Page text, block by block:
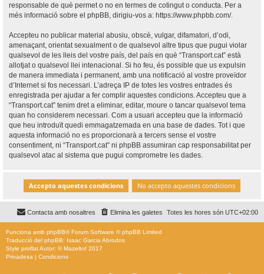
responsable de què permet o no en termes de cotingut o conducta. Per a
més informació sobre el phpBB, dirigiu-vos a: https://www.phpbb.com/.
Accepteu no publicar material abusiu, obscè, vulgar, difamatori, d’odi,
amenaçant, orientat sexualment o de qualsevol altre tipus que pugui violar
qualsevol de les lleis del vostre país, del país en què “Transport.cat” està
allotjat o qualsevol llei intenacional. Si ho feu, és possible que us expulsin
de manera immediata i permanent, amb una notificació al vostre proveïdor
d’Internet si fos necessari. L’adreça IP de totes les vostres entrades és
enregistrada per ajudar a fer complir aquestes condicions. Accepteu que a
“Transport.cat” tenim dret a eliminar, editar, moure o tancar qualsevol tema
quan ho considerem necessari. Com a usuari accepteu que la informació
que heu introduït quedi emmagatzemada en una base de dades. Tot i que
aquesta informació no es proporcionarà a tercers sense el vostre
consentiment, ni “Transport.cat” ni phpBB assumiran cap responsabilitat per
qualsevol atac al sistema que pugui comprometre les dades.
Totes les hores són UTC+02:00
Elimina les galetes
Contacta amb nosaltres
Funciona amb phpBB® Forum Software © phpBB Limited
Traducció del phpBB: Isaac Garcia Abrodos
Style proflatAutor: ©Mazeltof 2017
Privadesa | Condicions